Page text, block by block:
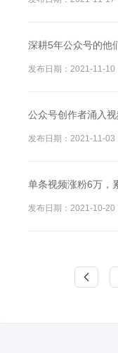
深耕5年公众号的他
发布日期：2021-11-10
公众号创作者涌入
发布日期：2021-11-03
单条视频涨粉6万，
发布日期：2021-10-20